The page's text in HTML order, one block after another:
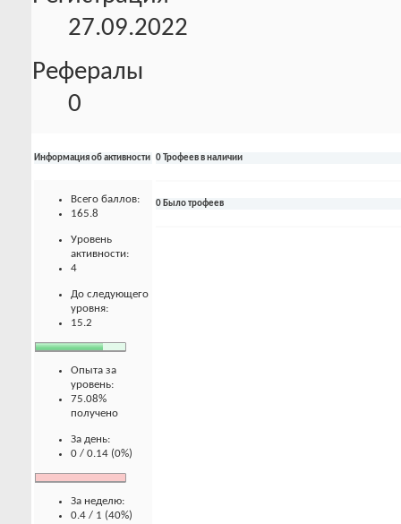
27.09.2022
Рефералы
0
Информация об активности
Всего баллов:
165.8
Уровень
активности:
4
До следующего
уровня:
15.2
Опыта за
уровень:
75.08%
получено
За день:
0 / 0.14 (0%)
За неделю:
0.4 / 1 (40%)
0 Трофеев в наличии
0 Было трофеев